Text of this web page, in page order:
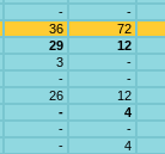
-
-
36
72
29
12
3
-
-
-
26
12
-
4
-
-
-
4